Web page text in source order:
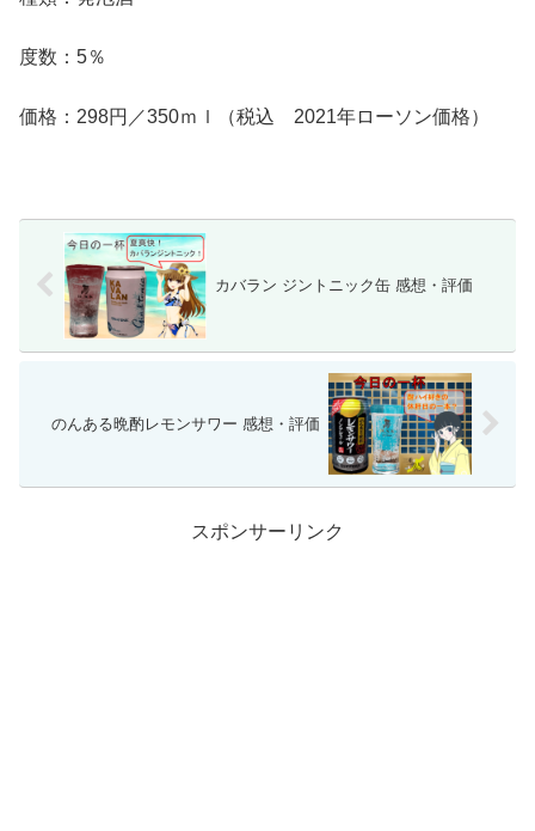
度数：5％
価格：298円／350ｍｌ（税込 2021年ローソン価格）
カバラン ジントニック缶 感想・評価
のんある晩酌レモンサワー 感想・評価
スポンサーリンク